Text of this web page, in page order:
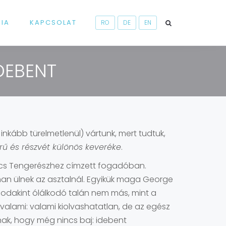
RO DE EN
KAPCSOLAT
türelmetlenül) vártunk, mert tudtuk,
és részvét különös keveréke.
Tengerészhez címzett fogadóban.
ülnek az asztalnál. Egyikük maga George
ólálkodó talán nem más, mint a
valami kiolvashatatlan, de az egész
hogy még nincs baj: idebent